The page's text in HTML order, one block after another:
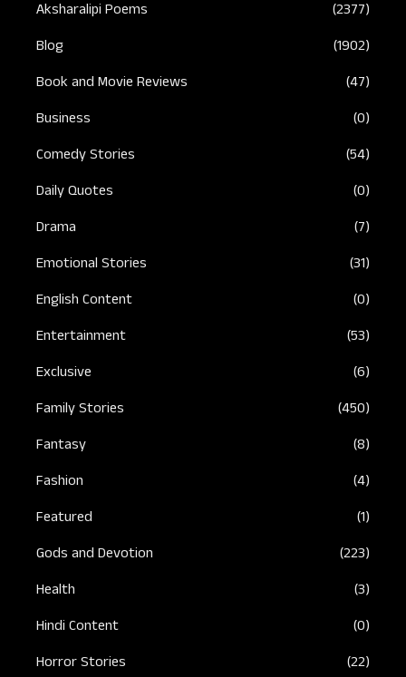
Aksharalipi Poems
(2377)
Blog
(1902)
Book and Movie Reviews
(47)
Business
(0)
Comedy Stories
(54)
Daily Quotes
(0)
Drama
(7)
Emotional Stories
(31)
English Content
(0)
Entertainment
(53)
Exclusive
(6)
Family Stories
(450)
Fantasy
(8)
Fashion
(4)
Featured
(1)
Gods and Devotion
(223)
Health
(3)
Hindi Content
(0)
Horror Stories
(22)